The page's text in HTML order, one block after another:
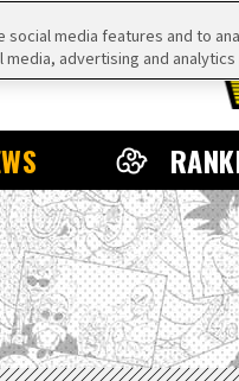
media features and to
advertising and